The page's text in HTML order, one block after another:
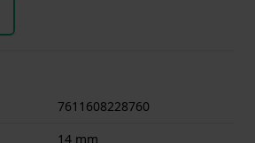
7611608228760
14 mm